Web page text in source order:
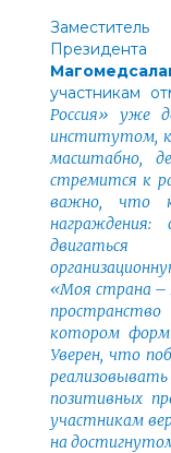
участникам
Россия» уже
институтом,
масштабно,
стремится к
важно, что
двигаться
«Моя страна –
котором
Уверен, что
позитивных
участникам
на